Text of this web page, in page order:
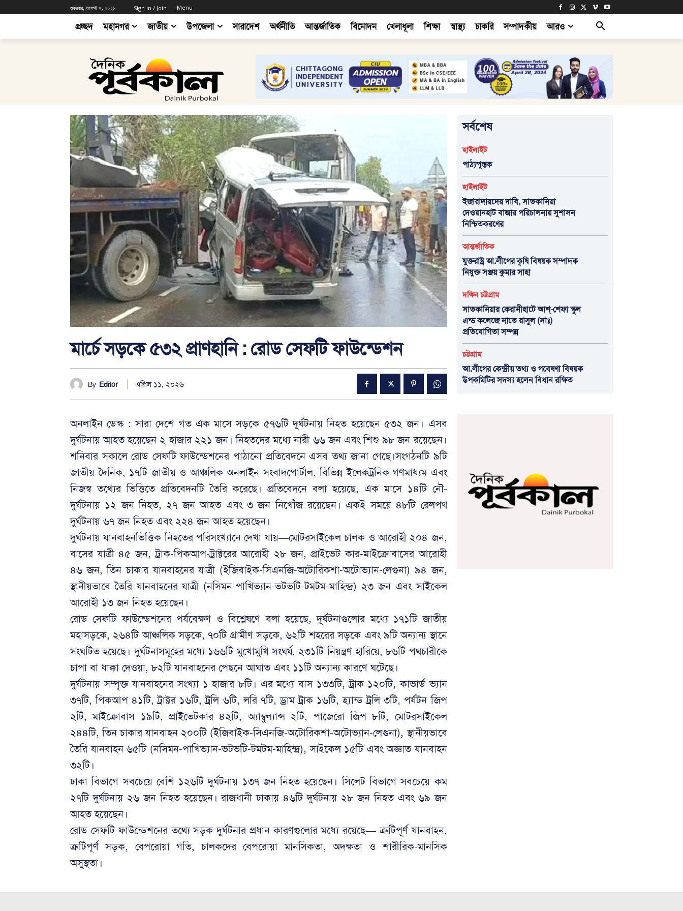
শুক্রবার, আগস্ট ৭, ২০২৬ Sign in / Join Menu
প্রচ্ছদ মহানগর জাতীয় উপজেলা সারাদেশ অর্থনীতি আন্তর্জাতিক বিনোদন খেলাধূলা শিক্ষা স্বাস্থ্য চাকরি সম্পাদকীয় আরও
মার্চে সড়কে ৫৩২ প্রাণহানি : রোড সেফটি ফাউন্ডেশন
By Editor এপ্রিল ১১, ২০২৬
অনলাইন ডেস্ক : সারা দেশে গত এক মাসে সড়কে ৫৭৬টি দুর্ঘটনায় নিহত হয়েছেন ৫৩২ জন। এসব
দুর্ঘটনায় আহত হয়েছেন ২ হাজার ২২১ জন। নিহতদের মধ্যে নারী ৬৬ জন এবং শিশু ৯৮ জন রয়েছেন।
শনিবার সকালে রোড সেফটি ফাউন্ডেশনের পাঠানো প্রতিবেদনে এসব তথ্য জানা গেছে।সংগঠনটি ৯টি
জাতীয় দৈনিক, ১৭টি জাতীয় ও আঞ্চলিক অনলাইন সংবাদপোর্টাল, বিভিন্ন ইলেকট্রনিক গণমাধ্যম এবং
নিজস্ব তথ্যের ভিত্তিতে প্রতিবেদনটি তৈরি করেছে। প্রতিবেদনে বলা হয়েছে, এক মাসে ১৪টি নৌ-
দুর্ঘটনায় ১২ জন নিহত, ২৭ জন আহত এবং ৩ জন নিখোঁজ রয়েছেন। একই সময়ে ৪৮টি রেলপথ
দুর্ঘটনায় ৬৭ জন নিহত এবং ২২৪ জন আহত হয়েছেন।
দুর্ঘটনায় যানবাহনভিত্তিক নিহতের পরিসংখ্যানে দেখা যায়—মোটরসাইকেল চালক ও আরোহী ২০৪ জন,
বাসের যাত্রী ৪৫ জন, ট্রাক-পিকআপ-ট্রাক্টরের আরোহী ২৮ জন, প্রাইভেট কার-মাইক্রোবাসের আরোহী
৪৬ জন, তিন চাকার যানবাহনের যাত্রী (ইজিবাইক-সিএনজি-অটোরিকশা-অটোভ্যান-লেগুনা) ৯৪ জন,
স্থানীয়ভাবে তৈরি যানবাহনের যাত্রী (নসিমন-পাখিভ্যান-ভটভটি-টমটম-মাহিন্দ্র) ২৩ জন এবং সাইকেল
আরোহী ১৩ জন নিহত হয়েছেন।
রোড সেফটি ফাউন্ডেশনের পর্যবেক্ষণ ও বিশ্লেষণে বলা হয়েছে, দুর্ঘটনাগুলোর মধ্যে ১৭১টি জাতীয়
মহাসড়কে, ২৬৪টি আঞ্চলিক সড়কে, ৭০টি গ্রামীণ সড়কে, ৬২টি শহরের সড়কে এবং ৯টি অন্যান্য স্থানে
সংঘটিত হয়েছে। দুর্ঘটনাসমূহের মধ্যে ১৬৬টি মুখোমুখি সংঘর্ষ, ২৩১টি নিয়ন্ত্রণ হারিয়ে, ৮৬টি পথচারীকে
চাপা বা ধাক্কা দেওয়া, ৮২টি যানবাহনের পেছনে আঘাত এবং ১১টি অন্যান্য কারণে ঘটেছে।
দুর্ঘটনায় সম্পৃক্ত যানবাহনের সংখ্যা ১ হাজার ৮টি। এর মধ্যে বাস ১৩৩টি, ট্রাক ১২০টি, কাভার্ড ভ্যান
৩৭টি, পিকআপ ৪১টি, ট্রাক্টর ১৬টি, ট্রলি ৬টি, লরি ৭টি, ড্রাম ট্রাক ১৬টি, হ্যান্ড ট্রলি ৩টি, পর্যটন জিপ
২টি, মাইক্রোবাস ১৯টি, প্রাইভেটকার ৪২টি, অ্যাম্বুল্যান্স ২টি, পাজেরো জিপ ৮টি, মোটরসাইকেল
২৪৪টি, তিন চাকার যানবাহন ২০০টি (ইজিবাইক-সিএনজি-অটোরিকশা-অটোভ্যান-লেগুনা), স্থানীয়ভাবে
তৈরি যানবাহন ৬৫টি (নসিমন-পাখিভ্যান-ভটভটি-টমটম-মাহিন্দ্র), সাইকেল ১৫টি এবং অজ্ঞাত যানবাহন
৩২টি।
ঢাকা বিভাগে সবচেয়ে বেশি ১২৬টি দুর্ঘটনায় ১৩৭ জন নিহত হয়েছেন। সিলেট বিভাগে সবচেয়ে কম
২৭টি দুর্ঘটনায় ২৬ জন নিহত হয়েছেন। রাজধানী ঢাকায় ৪৬টি দুর্ঘটনায় ২৮ জন নিহত এবং ৬৯ জন
আহত হয়েছেন।
রোড সেফটি ফাউন্ডেশনের তথ্যে সড়ক দুর্ঘটনার প্রধান কারণগুলোর মধ্যে রয়েছে— ত্রুটিপূর্ণ যানবাহন,
ত্রুটিপূর্ণ সড়ক, বেপরোয়া গতি, চালকদের বেপরোয়া মানসিকতা, অদক্ষতা ও শারীরিক-মানসিক
অসুস্থতা।
সর্বশেষ
হাইলাইট
পাঠ্যপুস্তক
হাইলাইট
ইজারাদারদের দাবি, সাতকানিয়া
দেওয়ানহাট বাজার পরিচালনায় সুশাসন
নিশ্চিতকরণের
আন্তর্জাতিক
যুক্তরাষ্ট্র আ.লীগের কৃষি বিষয়ক সম্পাদক
নিযুক্ত সঞ্জয় কুমার সাহা
দক্ষিন চট্টগ্রাম
সাতকানিয়ার কেরানীহাটে আশ্-শেফা স্কুল
এন্ড কলেজে নাতে রাসুল (সাঃ)
প্রতিযোগিতা সম্পন্ন
চট্টগ্রাম
আ.লীগের কেন্দ্রীয় তথ্য ও গবেষণা বিষয়ক
উপকমিটির সদস্য হলেন বিধান রক্ষিত